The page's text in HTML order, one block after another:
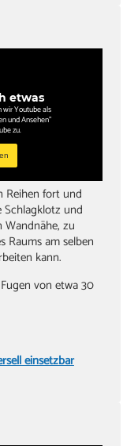
etwas
wir Youtube als
und Ansehen"
zu.
Reihen fort und
Schlagklotz und
Wandnähe, zu
Raums am selben
kann.
von etwa 30
einsetzbar